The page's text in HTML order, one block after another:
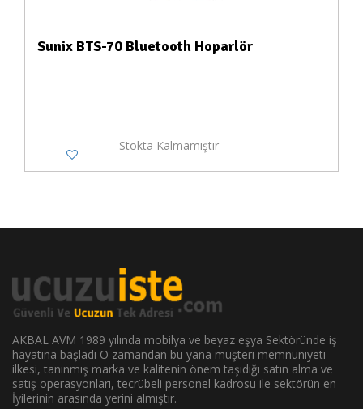
Sunix BTS-70 Bluetooth Hoparlör
Stokta Kalmamıştır
AKBAL AVM 1989 yılında mobilya ve beyaz eşya Sektöründe iş
hayatına başladı O zamandan bu yana müşteri memnuniyeti
ilkesi, tanınmış marka ve kalitenin önem taşıdığı satın alma ve
satış operasyonları, tecrübeli personel kadrosu ile sektörün en
İyilerinin arasında yerini almıştır.